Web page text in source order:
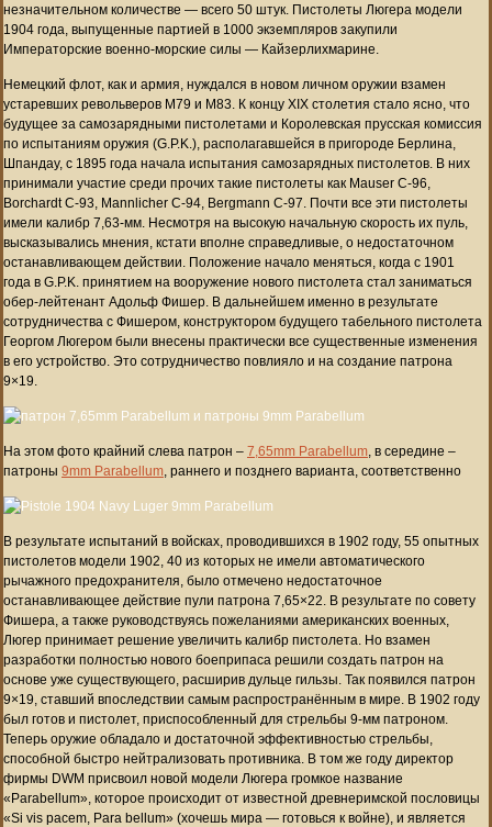
незначительном количестве — всего 50 штук. Пистолеты Люгера модели
1904 года, выпущенные партией в 1000 экземпляров закупили
Императорские военно-морские силы — Кайзерлихмарине.
Немецкий флот, как и армия, нуждался в новом личном оружии взамен
устаревших револьверов М79 и М83. К концу XIX столетия стало ясно, что
будущее за самозарядными пистолетами и Королевская прусская комиссия
по испытаниям оружия (G.P.K.), располагавшейся в пригороде Берлина,
Шпандау, с 1895 года начала испытания самозарядных пистолетов. В них
принимали участие среди прочих такие пистолеты как Mauser С-96,
Borchardt С-93, Mannlicher С-94, Bergmann С-97. Почти все эти пистолеты
имели калибр 7,63-мм. Несмотря на высокую начальную скорость их пуль,
высказывались мнения, кстати вполне справедливые, о недостаточном
останавливающем действии. Положение начало меняться, когда с 1901
года в G.P.K. принятием на вооружение нового пистолета стал заниматься
обер-лейтенант Адольф Фишер. В дальнейшем именно в результате
сотрудничества с Фишером, конструктором будущего табельного пистолета
Георгом Люгером были внесены практически все существенные изменения
в его устройство. Это сотрудничество повлияло и на создание патрона
9×19.
На этом фото крайний слева патрон – 7,65mm Parabellum, в середине –
патроны 9mm Parabellum, раннего и позднего варианта, соответственно
В результате испытаний в войсках, проводившихся в 1902 году, 55 опытных
пистолетов модели 1902, 40 из которых не имели автоматического
рычажного предохранителя, было отмечено недостаточное
останавливающее действие пули патрона 7,65×22. В результате по совету
Фишера, а также руководствуясь пожеланиями американских военных,
Люгер принимает решение увеличить калибр пистолета. Но взамен
разработки полностью нового боеприпаса решили создать патрон на
основе уже существующего, расширив дульце гильзы. Так появился патрон
9×19, ставший впоследствии самым распространённым в мире. В 1902 году
был готов и пистолет, приспособленный для стрельбы 9-мм патроном.
Теперь оружие обладало и достаточной эффективностью стрельбы,
способной быстро нейтрализовать противника. В том же году директор
фирмы DWM присвоил новой модели Люгера громкое название
«Parabellum», которое происходит от известной древнеримской пословицы
«Si vis pacem, Para bellum» (хочешь мира — готовься к войне), и является